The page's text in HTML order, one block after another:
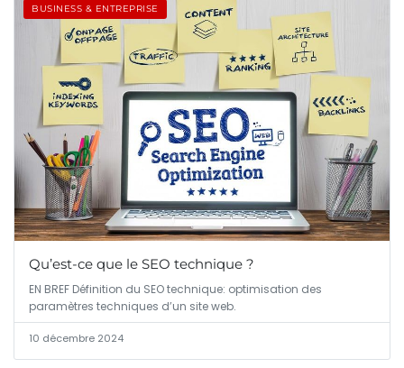
BUSINESS & ENTREPRISE
Qu’est-ce que le SEO technique ?
EN BREF Définition du SEO technique: optimisation des
paramètres techniques d’un site web.
10 décembre 2024